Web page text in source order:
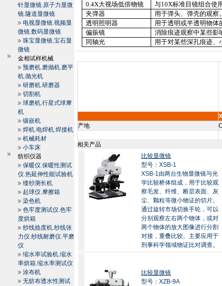
针显微镜.原子力显微
镜.隧道显微镜
电视显微镜.视频显
微镜.数码显微镜
珠宝显微镜.宝石显
微镜
金相试样机械
预磨机.磨抛机.磨平
机.抛光机
研磨机.研磨器
切割机
球磨机.行星式球摩
机
镶嵌机
焊机.电焊机.焊接机
机械耗材
小车床
纺织仪器
保暖仪.保暖性测试
仪.热延伸性能试验机
缕纱测长机
起球仪.摩擦箱
染色机
色牢度测试仪.色牢
度烘箱
纱线捻度机.纱线张
力仪.纱线耐磨仪.平磨
仪
缩水率试验机.缩水
率烘箱.缩水率测试仪
涂布机
无纺布透水性测试
0.4X大视场低倍物镜 与10X标准目镜组合使
夹弹器
用于弹头、弹壳的观察
透明照明器
用于透明或半透明物体
偏振镜
消除痕迹观察中某些影
同轴光
用于对某些深孔痕迹、
产地
相关产品
比较显微镜
型号：XSB-1
XSB-1由两台生物显微镜与光
学比较桥体组成，用于比较观
察毛发、纤维、断层表面、灰
尘、颗粒等微小物证的切片。
通过旋转市场切换手轮，可以
分别观察左右两个物体，或对
两个物体的放大图像进行分割
对接，重叠比较。主要应用于
刑事科学领域物证比对调查。
比较显微镜
型号：XZB-9A